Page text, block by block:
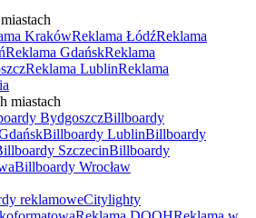
KrakówReklama ŁódźReklama
Reklama GdańskReklama
Reklama LublinReklama
miastach
BydgoszczBillboardy
Billboardy LublinBillboardy
SzczecinBillboardy
Billboardy Wrocław
reklamoweCitylighty